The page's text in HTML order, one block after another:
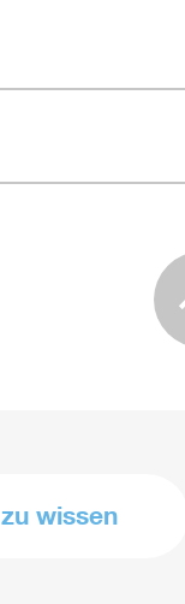
wissen